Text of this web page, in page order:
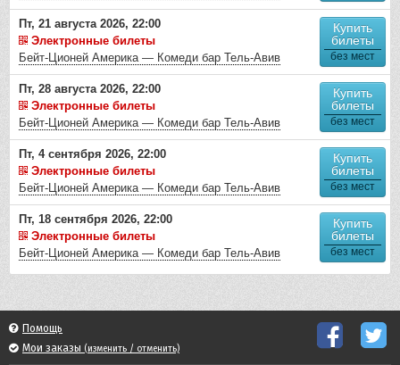
Пт, 21 августа 2026, 22:00
Электронные билеты
Бейт-Ционей Америка — Комеди бар Тель-Авив
Купить
билеты
без мест
Пт, 28 августа 2026, 22:00
Электронные билеты
Бейт-Ционей Америка — Комеди бар Тель-Авив
Купить
билеты
без мест
Пт, 4 сентября 2026, 22:00
Электронные билеты
Бейт-Ционей Америка — Комеди бар Тель-Авив
Купить
билеты
без мест
Пт, 18 сентября 2026, 22:00
Электронные билеты
Бейт-Ционей Америка — Комеди бар Тель-Авив
Купить
билеты
без мест
Помощь
Мои заказы (изменить / отменить)